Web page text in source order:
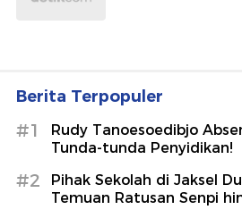
Berita Terpopuler
#1
Rudy Tanoesoedibjo
Tunda-tunda Penyidikan!
#2
Pihak Sekolah di Jaksel
Temuan Ratusan Senpi